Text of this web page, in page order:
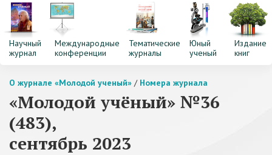
Научный
журнал
Международные
конференции
Тематические
журналы
Юный
ученый
Издание
книг
О журнале «Молодой ученый» / Номера журнала
«Молодой учёный» №36
(483),
сентябрь 2023